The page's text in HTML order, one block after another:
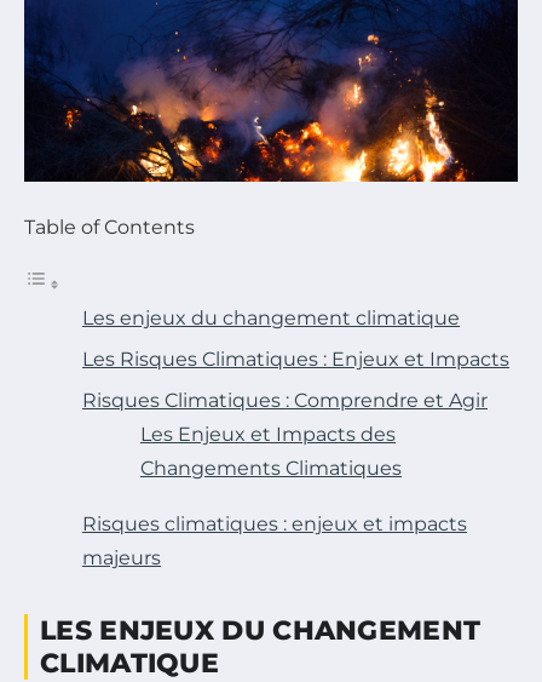
Table of Contents
Les enjeux du changement climatique
Les Risques Climatiques : Enjeux et Impacts
Risques Climatiques : Comprendre et Agir
Les Enjeux et Impacts des
Changements Climatiques
Risques climatiques : enjeux et impacts
majeurs
LES ENJEUX DU CHANGEMENT
CLIMATIQUE